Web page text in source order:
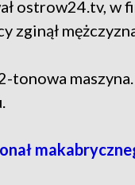
ostrow24.tv, w
zginął
tonowa